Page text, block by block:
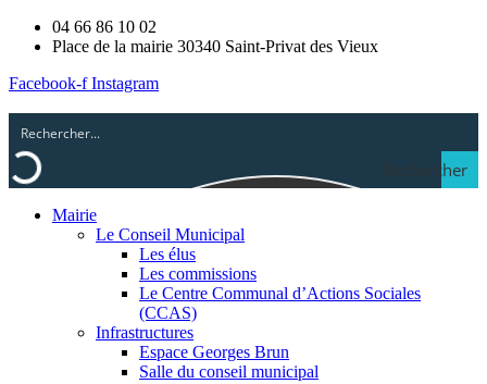
04 66 86 10 02
Place de la mairie 30340 Saint-Privat des Vieux
Facebook-f Instagram
Rechercher
Mairie
Le Conseil Municipal
Les élus
Les commissions
Le Centre Communal d’Actions Sociales
(CCAS)
Infrastructures
Espace Georges Brun
Salle du conseil municipal